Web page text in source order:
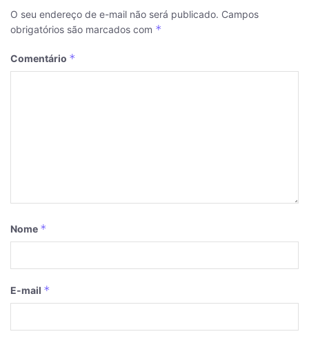
O seu endereço de e-mail não será publicado. Campos
obrigatórios são marcados com *
Comentário *
Nome *
E-mail *